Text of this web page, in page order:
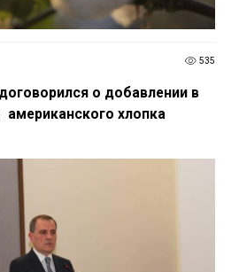
535
о добавлении в
хлопка